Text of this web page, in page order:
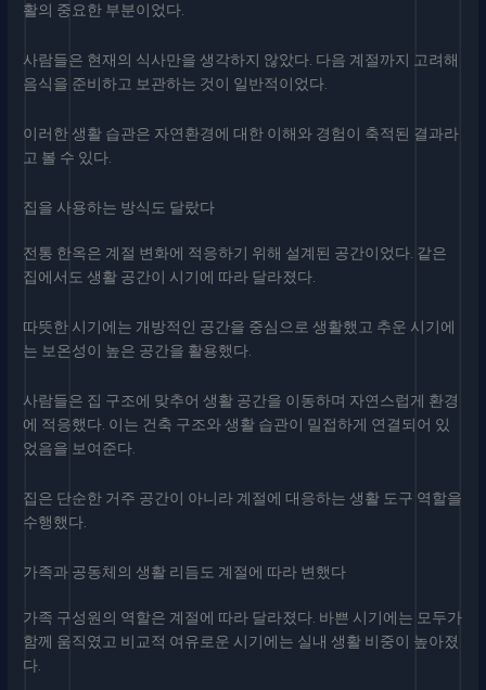
활의 중요한 부분이었다.
사람들은 현재의 식사만을 생각하지 않았다. 다음 계절까지 고려해
음식을 준비하고 보관하는 것이 일반적이었다.
이러한 생활 습관은 자연환경에 대한 이해와 경험이 축적된 결과라
고 볼 수 있다.
집을 사용하는 방식도 달랐다
전통 한옥은 계절 변화에 적응하기 위해 설계된 공간이었다. 같은
집에서도 생활 공간이 시기에 따라 달라졌다.
따뜻한 시기에는 개방적인 공간을 중심으로 생활했고 추운 시기에
는 보온성이 높은 공간을 활용했다.
사람들은 집 구조에 맞추어 생활 공간을 이동하며 자연스럽게 환경
에 적응했다. 이는 건축 구조와 생활 습관이 밀접하게 연결되어 있
었음을 보여준다.
집은 단순한 거주 공간이 아니라 계절에 대응하는 생활 도구 역할을
수행했다.
가족과 공동체의 생활 리듬도 계절에 따라 변했다
가족 구성원의 역할은 계절에 따라 달라졌다. 바쁜 시기에는 모두가
함께 움직였고 비교적 여유로운 시기에는 실내 생활 비중이 높아졌
다.